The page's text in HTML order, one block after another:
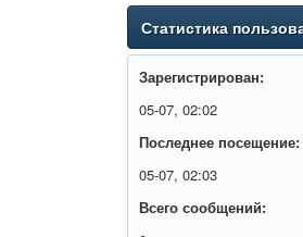
Статистика
Зарегистрирован:
05-07, 02:02
Последнее посещение:
05-07, 02:03
Всего сообщений: